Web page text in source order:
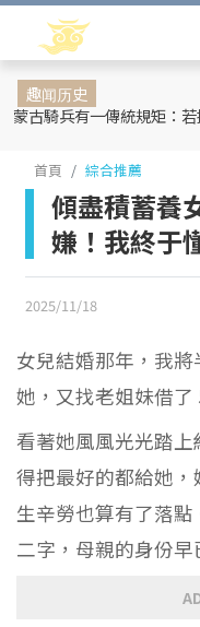
趣闻历史
首頁 綜合推薦
傾盡積蓄養
嫌！我終于
2025/11/18
女兒結婚那年，我
她，又找老姐妹借了
看著她風風光光踏
得把最好的都給她
生辛勞也算有了落點
二字，母親的身份